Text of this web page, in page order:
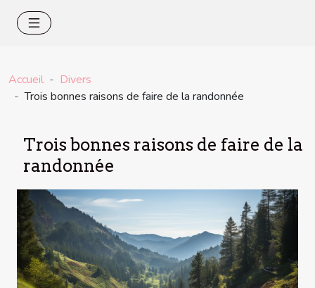
Accueil
Divers
Trois bonnes raisons de faire de la randonnée
Trois bonnes raisons de faire de la
randonnée